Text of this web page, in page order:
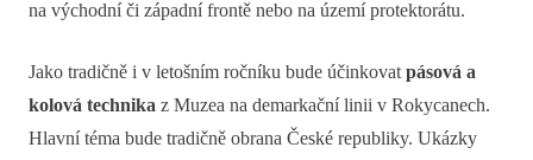
na východní či západní frontě nebo na území protektorátu.
Jako tradičně i v letošním ročníku bude účinkovat pásová a
kolová technika z Muzea na demarkační linii v Rokycanech.
Hlavní téma bude tradičně obrana České republiky. Ukázky